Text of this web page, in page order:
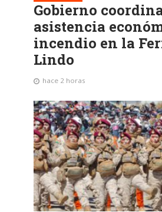
Gobierno
asistencia
incendio en la
Lindo
hace 2 horas